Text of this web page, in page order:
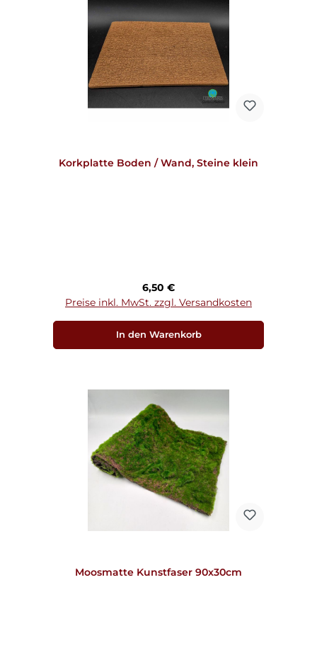
Korkplatte Boden / Wand, Steine klein
Regulärer Preis:
6,50 €
Preise inkl. MwSt. zzgl. Versandkosten
In den Warenkorb
Moosmatte Kunstfaser 90x30cm